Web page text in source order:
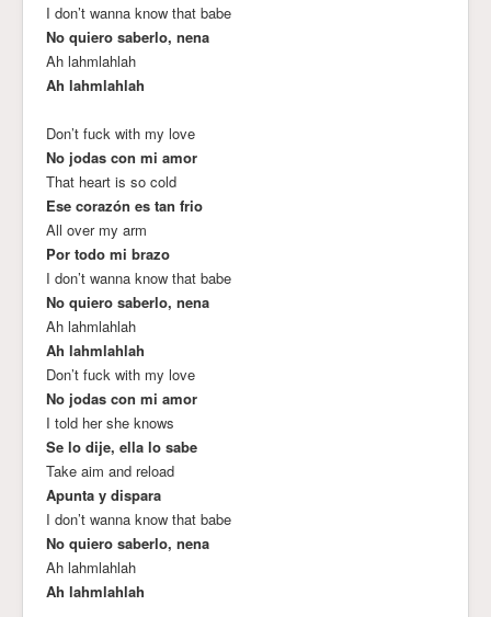
I don’t wanna know that babe
No quiero saberlo, nena
Ah lahmlahlah
Ah lahmlahlah
Don’t fuck with my love
No jodas con mi amor
That heart is so cold
Ese corazón es tan frio
All over my arm
Por todo mi brazo
I don’t wanna know that babe
No quiero saberlo, nena
Ah lahmlahlah
Ah lahmlahlah
Don’t fuck with my love
No jodas con mi amor
I told her she knows
Se lo dije, ella lo sabe
Take aim and reload
Apunta y dispara
I don’t wanna know that babe
No quiero saberlo, nena
Ah lahmlahlah
Ah lahmlahlah